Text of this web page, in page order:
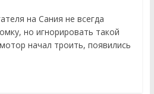
на Сания не всегда
но игнорировать такой
начал троить, появились